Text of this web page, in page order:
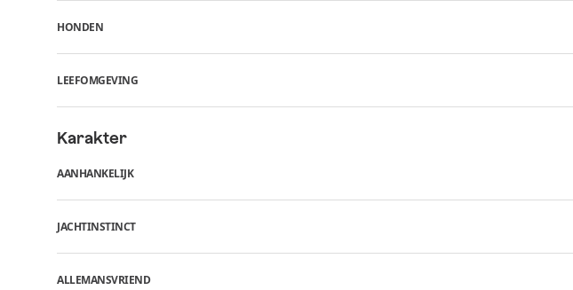
HONDEN
LEEFOMGEVING
Karakter
AANHANKELIJK
JACHTINSTINCT
ALLEMANSVRIEND